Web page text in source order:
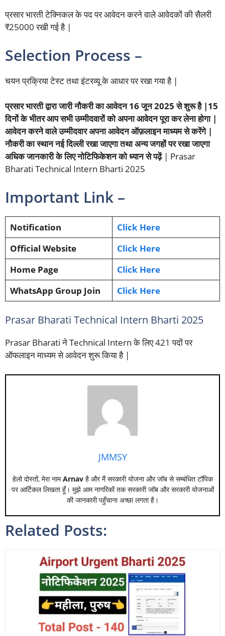
प्रसार भारती टेक्निकल के पद पर आवेदन करने वाले आवेदकों की सैलरी
₹25000 रखी गई है |
Selection Process –
चयन प्रक्रिया टेस्ट तथा इंटरव्यू के आधार पर रखा गया है |
प्रसार भारती द्वारा जारी नौकरी का आवेदन 16 जून 2025 से शुरू है |15
दिनों के भीतर आप सभी उम्मीदवारों को अपना आवेदन पूरा कर लेना होगा |
आवेदन करने वाले उम्मीदवार अपना आवेदन ऑफ़लाइन माध्यम से करेंगे |
नौकरी का स्थान नई दिल्ली रखा जाएगा तथा अन्य जगहों पर रखा जाएगा
अधिक जानकारी के लिए नोटिफिकेशन को ध्यान से पढ़ें| Prasar
Bharati Technical Intern Bharti 2025
Important Link –
Notification
Click Here
Official Website
Click Here
Home Page
Click Here
WhatsApp Group Join
Click Here
Prasar Bharati Technical Intern Bharti 2025
Prasar Bharati ने Technical Intern के लिए 421 पदों पर
ऑफलाइन माध्यम से आवेदन शुरू किया है |
JMMSY
हेलो दोस्तों, मेरा नामArnavहै और मैं सरकारी योजना और जॉब से सम्बंधित टॉपिक
पर आर्टिकल लिखता हूँ। मुझे आम नागरिकों तक सरकारी जॉब और सरकारी योजनाओं
की जानकारी पहुँचाना अच्छा लगता है।
Related Posts: